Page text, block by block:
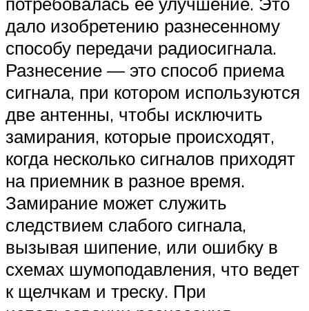
дало изобретению разнесенному
способу передачи радиосигнала.
Разнесение — это способ приема
сигнала, при котором используются
две антенны, чтобы исключить
замирания, которые происходят,
когда несколько сигналов приходят
на приемник в разное время.
Замирание может служить
следствием слабого сигнала,
вызывая шипение, или ошибку в
схемах шумоподавления, что ведет
к щелчкам и треску. При